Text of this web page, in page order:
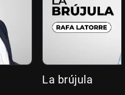
La brújula